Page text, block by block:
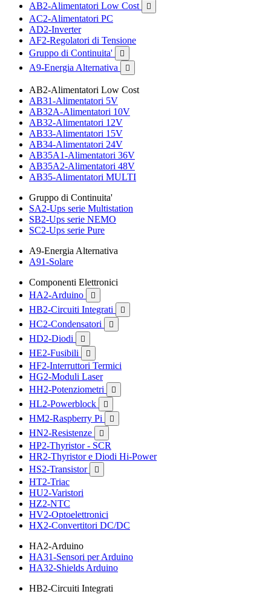
AB2-Alimentatori Low Cost

AC2-Alimentatori PC
AD2-Inverter
AF2-Regolatori di Tensione
Gruppo di Continuita'

A9-Energia Alternativa 
AB2-Alimentatori Low Cost
AB31-Alimentatori 5V
AB32A-Alimentatori 10V
AB32-Alimentatori 12V
AB33-Alimentatori 15V
AB34-Alimentatori 24V
AB35A1-Alimentatori 36V
AB35A2-Alimentatori 48V
AB35-Alimentatori MULTI
Gruppo di Continuita'
SA2-Ups serie Multistation
SB2-Ups serie NEMO
SC2-Ups serie Pure
A9-Energia Alternativa
A91-Solare
Componenti Elettronici
HA2-Arduino

HB2-Circuiti Integrati 
HC2-Condensatori 
HD2-Diodi 
HE2-Fusibili 
HF2-Interruttori Termici
HG2-Moduli Laser
HH2-Potenziometri

HL2-Powerblock 
HM2-Raspberry Pi 
HN2-Resistenze 
HP2-Thyristor - SCR
HR2-Thyristor e Diodi Hi-Power
HS2-Transistor

HT2-Triac
HU2-Varistori
HZ2-NTC
HV2-Optoelettronici
HX2-Convertitori DC/DC
HA2-Arduino
HA31-Sensori per Arduino
HA32-Shields Arduino
HB2-Circuiti Integrati